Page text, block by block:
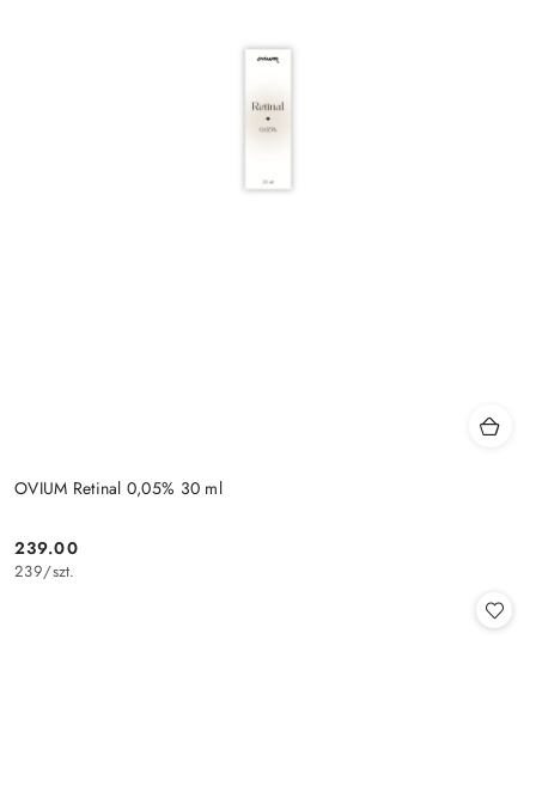
OVIUM Retinal 0,05% 30 ml
Cena:
239.00
239/szt.